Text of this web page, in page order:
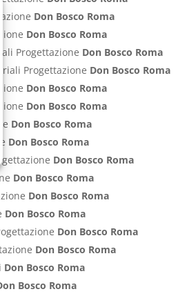
Don Bosco Roma
Don Bosco Roma
Progettazione Don Bosco Roma
Progettazione Don Bosco Roma
Don Bosco Roma
Don Bosco Roma
Don Bosco Roma
Don Bosco Roma
Don Bosco Roma
Don Bosco Roma
Don Bosco Roma
Don Bosco Roma
Don Bosco Roma
Don Bosco Roma
Don Bosco Roma
Bosco Roma